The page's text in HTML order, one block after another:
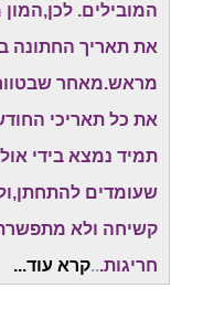
המובילים.
מראש.מאחר
את כל תאריכי
תמיד נמצא בידי
שעומדים
קשיחה ולא
חריגות...קרא עוד...